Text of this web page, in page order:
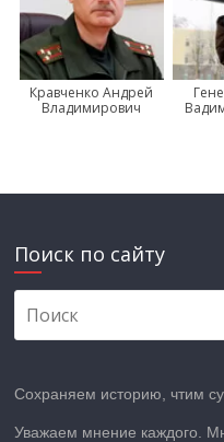
Кравченко Андрей
Владимирович
Поиск по сайту
Сохраняем историю, чтим
Уважаем мнение каждого.